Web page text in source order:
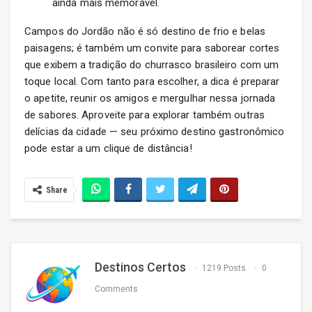
ainda mais memorável.
Campos do Jordão não é só destino de frio e belas
paisagens; é também um convite para saborear cortes
que exibem a tradição do churrasco brasileiro com um
toque local. Com tanto para escolher, a dica é preparar
o apetite, reunir os amigos e mergulhar nessa jornada
de sabores. Aproveite para explorar também outras
delícias da cidade — seu próximo destino gastronômico
pode estar a um clique de distância!
Share
Destinos Certos 1219 Posts 0
Comments